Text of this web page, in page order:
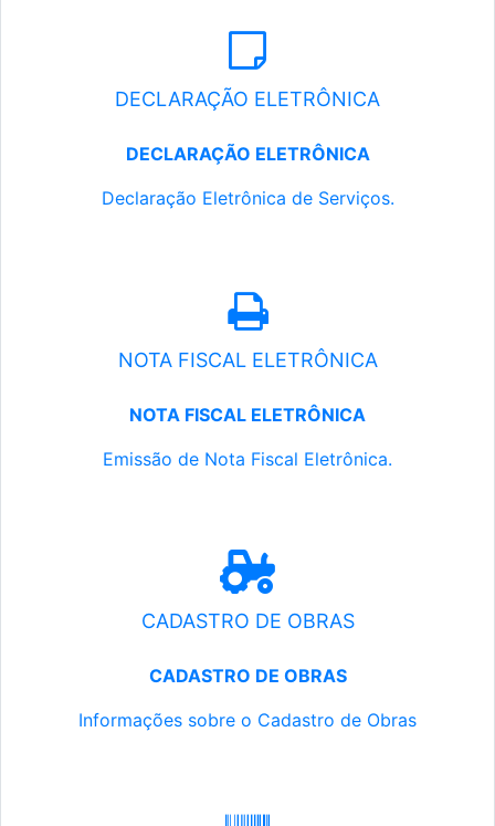
DECLARAÇÃO ELETRÔNICA
DECLARAÇÃO ELETRÔNICA
Declaração Eletrônica de Serviços.
NOTA FISCAL ELETRÔNICA
NOTA FISCAL ELETRÔNICA
Emissão de Nota Fiscal Eletrônica.
CADASTRO DE OBRAS
CADASTRO DE OBRAS
Informações sobre o Cadastro de Obras